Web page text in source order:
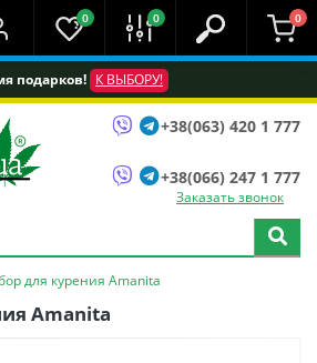
подарков! К ВЫБОРУ!
0 0 0
+38(063) 420 1 777
+38(066) 247 1 777
Заказать звонок
для курения Amanita
Amanita